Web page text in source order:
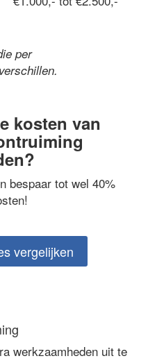
per
kosten van
bespaar tot wel 40%
vergelijken
werkzaamheden uit te